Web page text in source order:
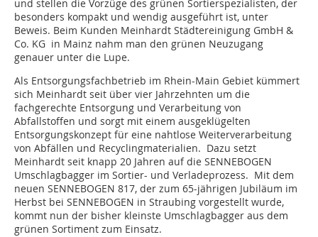
und stellen die Vorzüge des grünen Sortierspezialisten, der
besonders kompakt und wendig ausgeführt ist, unter
Beweis. Beim Kunden Meinhardt Städtereinigung GmbH &
Co. KG in Mainz nahm man den grünen Neuzugang
genauer unter die Lupe.
Als Entsorgungsfachbetrieb im Rhein-Main Gebiet kümmert
sich Meinhardt seit über vier Jahrzehnten um die
fachgerechte Entsorgung und Verarbeitung von
Abfallstoffen und sorgt mit einem ausgeklügelten
Entsorgungskonzept für eine nahtlose Weiterverarbeitung
von Abfällen und Recyclingmaterialien. Dazu setzt
Meinhardt seit knapp 20 Jahren auf die SENNEBOGEN
Umschlagbagger im Sortier- und Verladeprozess. Mit dem
neuen SENNEBOGEN 817, der zum 65-jährigen Jubiläum im
Herbst bei SENNEBOGEN in Straubing vorgestellt wurde,
kommt nun der bisher kleinste Umschlagbagger aus dem
grünen Sortiment zum Einsatz.